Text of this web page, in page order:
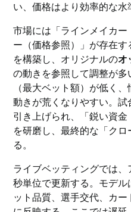
い、価格はより効率的な水
市場には「ラインメイカ
ー（価格参照）」が存在
を構築し、オリジナルのオ
の動きを参照して調整が
（最大ベット額）が低く
動きが荒くなりやすい。
引き上げられ、「鋭い資
を研磨し、最終的な「ク
る。
ライブベッティングでは
秒単位で更新する。モデ
ット品質、選手交代、カー